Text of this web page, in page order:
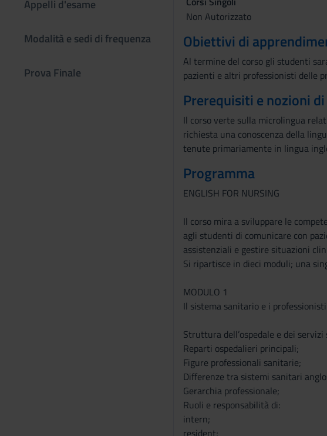
Appelli d'esame
Modalità e sedi di frequenza
Prova Finale
Non Autorizzato
Obiettivi di
Al termine del corso gli studenti
pazienti e altri professionisti delle
Prerequisiti e nozioni di
Il corso verte sulla microlingua
richiesta una conoscenza della
tenute primariamente in lingua
Programma
ENGLISH FOR NURSING
Il corso mira a sviluppare le
agli studenti di comunicare con
assistenziali e gestire situazioni
Si ripartisce in dieci moduli; una
MODULO 1
Il sistema sanitario e i
Struttura dell’ospedale e dei
Reparti ospedalieri principali;
Figure professionali sanitarie;
Differenze tra sistemi sanitari
Gerarchia professionale;
Ruoli e responsabilità di:
intern;
resident;